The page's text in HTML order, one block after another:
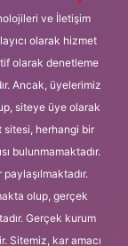
ve İletişim
olarak hizmet
olarak denetleme
Ancak, üyelerimiz
siteye üye olarak
sitesi, herhangi bir
bulunmamaktadır.
olup, gerçek
Gerçek kurum
Sitemiz, kar amacı